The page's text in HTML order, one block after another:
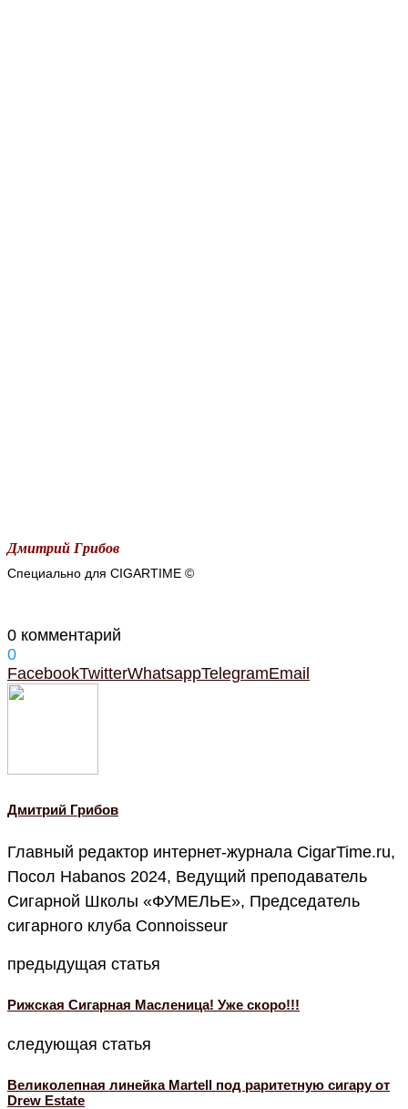
Дмитрий Грибов
Специально для CIGARTIME ©
0 комментарий
0
FacebookTwitterWhatsappTelegramEmail
Дмитрий Грибов
Главный редактор интернет-журнала CigarTime.ru,
Посол Habanos 2024, Ведущий преподаватель
Сигарной Школы «ФУМЕЛЬЕ», Председатель
сигарного клуба Connoisseur
предыдущая статья
Рижская Сигарная Масленица! Уже скоро!!!
следующая статья
Великолепная линейка Martell под раритетную сигару от
Drew Estate